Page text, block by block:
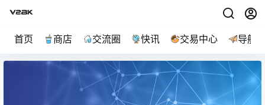
首页 商店 交流圈 快讯 交易中心 导航